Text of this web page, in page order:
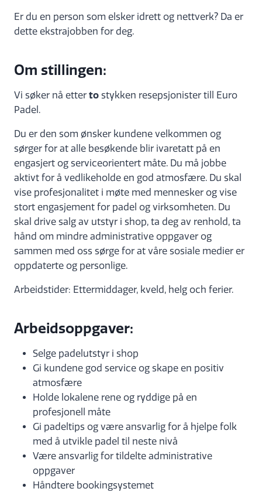
Er du en person som elsker idrett og nettverk? Da er
dette ekstrajobben for deg.
Om stillingen:
Vi søker nå etter to stykken resepsjonister till Euro
Padel.
Du er den som ønsker kundene velkommen og
sørger for at alle besøkende blir ivaretatt på en
engasjert og serviceorientert måte. Du må jobbe
aktivt for å vedlikeholde en god atmosfære. Du skal
vise profesjonalitet i møte med mennesker og vise
stort engasjement for padel og virksomheten. Du
skal drive salg av utstyr i shop, ta deg av renhold, ta
hånd om mindre administrative oppgaver og
sammen med oss sørge for at våre sosiale medier er
oppdaterte og personlige.
Arbeidstider: Ettermiddager, kveld, helg och ferier.
Arbeidsoppgaver:
Selge padelutstyr i shop
Gi kundene god service og skape en positiv
atmosfære
Holde lokalene rene og ryddige på en
profesjonell måte
Gi padeltips og være ansvarlig for å hjelpe folk
med å utvikle padel til neste nivå
Være ansvarlig for tildelte administrative
oppgaver
Håndtere bookingsystemet